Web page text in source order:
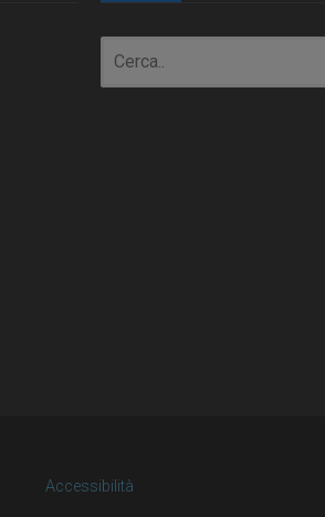
Accessibilità